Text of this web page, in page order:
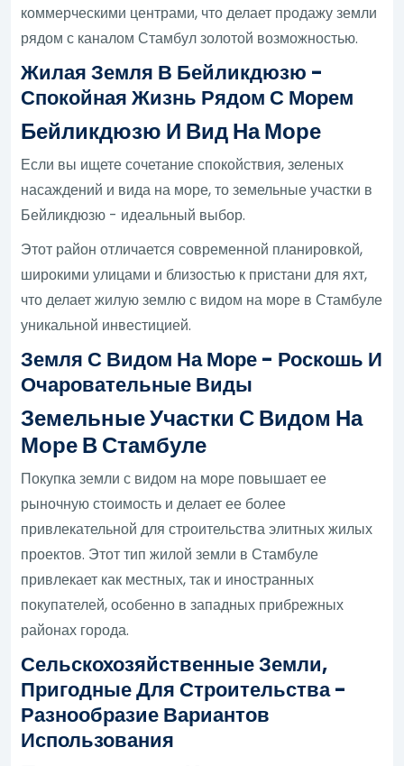
коммерческими центрами, что делает продажу земли
рядом с каналом Стамбул золотой возможностью.
Жилая Земля В Бейликдюзю -
Спокойная Жизнь Рядом С Морем
Бейликдюзю И Вид На Море
Если вы ищете сочетание спокойствия, зеленых
насаждений и вида на море, то земельные участки в
Бейликдюзю - идеальный выбор.
Этот район отличается современной планировкой,
широкими улицами и близостью к пристани для яхт,
что делает жилую землю с видом на море в Стамбуле
уникальной инвестицией.
Земля С Видом На Море - Роскошь И
Очаровательные Виды
Земельные Участки С Видом На
Море В Стамбуле
Покупка земли с видом на море повышает ее
рыночную стоимость и делает ее более
привлекательной для строительства элитных жилых
проектов. Этот тип жилой земли в Стамбуле
привлекает как местных, так и иностранных
покупателей, особенно в западных прибрежных
районах города.
Сельскохозяйственные Земли,
Пригодные Для Строительства -
Разнообразие Вариантов
Использования